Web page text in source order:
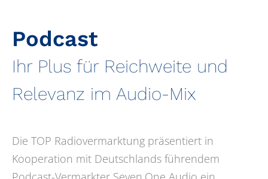
Podcast
Ihr Plus für Reichweite und
Relevanz im Audio-Mix
Die TOP Radiovermarktung präsentiert in
Kooperation mit Deutschlands führendem